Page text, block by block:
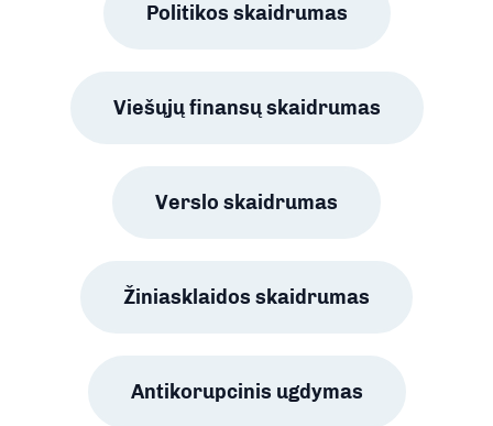
Politikos skaidrumas
Viešųjų finansų skaidrumas
Verslo skaidrumas
Žiniasklaidos skaidrumas
Antikorupcinis ugdymas